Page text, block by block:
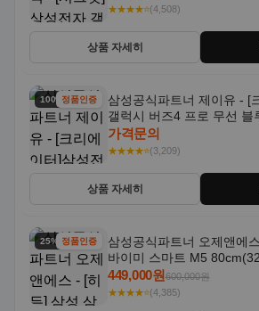
★★★★⭐(4,508)
상품 자세히
100% 할인
정품인증
삼성공식파트너 제이유 - [
갤럭시 버즈4 프로 무선 블
SM-R640N
가격문의
★★★★⭐(3,209)
상품 자세히
25% 할인정품인증
삼성공식파트너 오제앤에
바이미 스마트 M5
OTT 패키지
449,000원600,000원
★★★★⭐(4,385)